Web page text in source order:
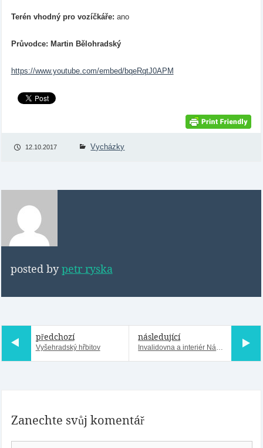
Terén vhodný pro vozíčkáře: ano
Průvodce: Martin Bělohradský
https://www.youtube.com/embed/bqeRqtJ0APM
12.10.2017 Vycházky
posted bypetr ryska
předchozí
Vyšehradský hřbitov
následující
Invalidovna a interiér Národního domu-skvosty baroka a secese v Karlíně
Zanechte svůj komentář